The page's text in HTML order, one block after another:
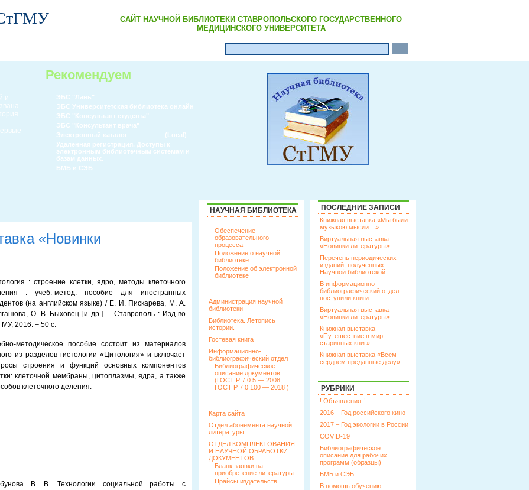
СтГМУ
САЙТ НАУЧНОЙ БИБЛИОТЕКИ СТАВРОПОЛЬСКОГО ГОСУДАРСТВЕННОГО
МЕДИЦИНСКОГО УНИВЕРСИТЕТА
и
Рекомендуем
ЭБС "Лань"
ЭБС Университетская библиотека онлайн
ЭБС "Консультант студента"
ЭБС "Консультант врача"
Электронный каталог
(Local)
Удаленная регистрация. Доступы к
электронным библиотечным системам и
базам данных.
БМБ и СЭБ
«Новинки
: строение клетки, ядро, методы клеточного
: учеб.-метод. пособие для иностранных
(на английском языке) / Е. И. Пискарева, М. А.
О. В. Быховец [и др.]. – Ставрополь : Изд-во
2016. – 50 с.
методическое пособие состоит из материалов
из разделов гистологии «Цитология» и включает
строения и функций основных компонентов
клеточной мембраны, цитоплазмы, ядра, а также
клеточного деления.
В. В. Технологии социальной работы с
НАУЧНАЯ БИБЛИОТЕКА
Обеспечение
образовательного
процесса
Положение о научной
библиотеке
Положение об электронной
библиотеке
Администрация научной
библиотеки
Библиотека. Летопись
истории.
Гостевая книга
Информационно-
библиографический отдел
Библиографическое
описание документов
(ГОСТ Р 7.0.5 — 2008,
ГОСТ Р 7.0.100 — 2018 )
Карта сайта
Отдел абонемента научной
литературы
ОТДЕЛ КОМПЛЕКТОВАНИЯ
И НАУЧНОЙ ОБРАБОТКИ
ДОКУМЕНТОВ
Бланк заявки на
приобретение литературы
Прайсы издательств
ПОСЛЕДНИЕ ЗАПИСИ
Книжная выставка «Мы были
музыкою мысли…»
Виртуальная выставка
«Новинки литературы»
Перечень периодических
изданий, полученных
Научной библиотекой
В информационно-
библиографический отдел
поступили книги
Виртуальная выставка
«Новинки литературы»
Книжная выставка
«Путешествие в мир
старинных книг»
Книжная выставка «Всем
сердцем преданные делу»
РУБРИКИ
! Объявления !
2016 – Год российского кино
2017 – Год экологии в России
COVID-19
Библиографическое
описание для рабочих
программ (образцы)
БМБ и СЭБ
В помощь обучению